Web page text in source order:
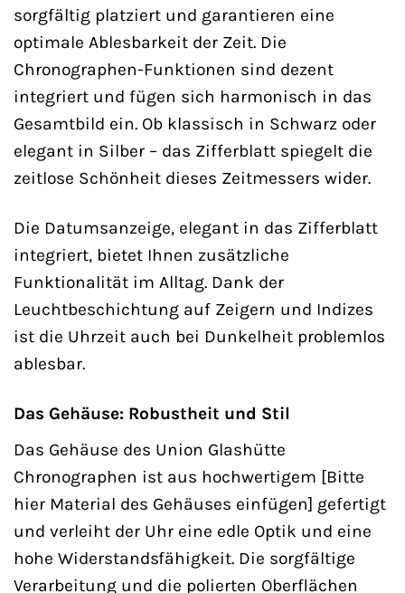
sorgfältig platziert und garantieren eine
optimale Ablesbarkeit der Zeit. Die
Chronographen-Funktionen sind dezent
integriert und fügen sich harmonisch in das
Gesamtbild ein. Ob klassisch in Schwarz oder
elegant in Silber – das Zifferblatt spiegelt die
zeitlose Schönheit dieses Zeitmessers wider.
Die Datumsanzeige, elegant in das Zifferblatt
integriert, bietet Ihnen zusätzliche
Funktionalität im Alltag. Dank der
Leuchtbeschichtung auf Zeigern und Indizes
ist die Uhrzeit auch bei Dunkelheit problemlos
ablesbar.
Das Gehäuse: Robustheit und Stil
Das Gehäuse des Union Glashütte
Chronographen ist aus hochwertigem [Bitte
hier Material des Gehäuses einfügen] gefertigt
und verleiht der Uhr eine edle Optik und eine
hohe Widerstandsfähigkeit. Die sorgfältige
Verarbeitung und die polierten Oberflächen